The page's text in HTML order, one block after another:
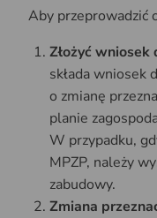
Aby przeprowadzić
Złożyć wniosek
składa wniosek
o zmianę
planie
W przypadku,
MPZP, należy
zabudowy.
Zmiana